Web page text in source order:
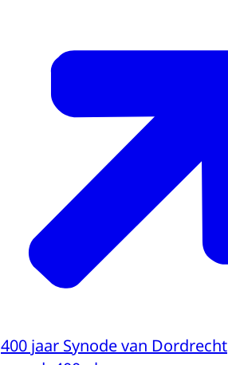
400 jaar Synode van Dordrecht